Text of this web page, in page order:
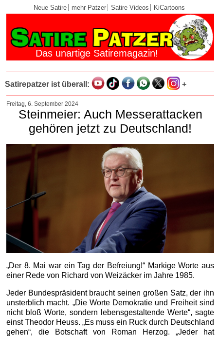
Neue Satire mehr Patzer Satire Videos KiCartoons
Das unartige Satiremagazin!
Satirepatzer ist überall: +
Freitag, 6. September 2024
Steinmeier: Auch Messerattacken
gehören jetzt zu Deutschland!
„Der 8. Mai war ein Tag der Befreiung!“ Markige Worte aus
einer Rede von Richard von Weizäcker im Jahre 1985.
Jeder Bundespräsident braucht seinen großen Satz, der ihn
unsterblich macht. „Die Worte Demokratie und Freiheit sind
nicht bloß Worte, sondern lebensgestaltende Werte“, sagte
einst Theodor Heuss. „Es muss ein Ruck durch Deutschland
gehen“, die Botschaft von Roman Herzog. „Jeder hat